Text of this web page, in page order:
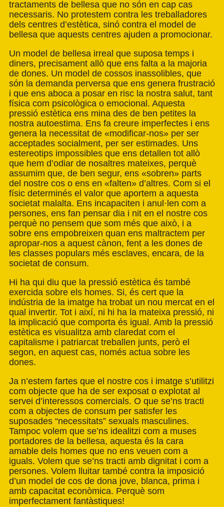
tractaments de bellesa que no són en cap cas
necessaris. No protestem contra les treballadores
dels centres d’estètica, sinó contra el model de
bellesa que aquests centres ajuden a promocionar.
Un model de bellesa irreal que suposa temps i
diners, precisament allò que ens falta a la majoria
de dones. Un model de cossos inassolibles, que
són la demanda perversa que ens genera frustració
i que ens aboca a posar en risc la nostra salut, tant
física com psicològica o emocional. Aquesta
pressió estètica ens mina des de ben petites la
nostra autoestima. Ens fa creure imperfectes i ens
genera la necessitat de «modificar-nos» per ser
acceptades socialment, per ser estimades. Uns
estereotips impossibles que ens detallen tot allò
que hem d’odiar de nosaltres mateixes, perquè
assumim que, de ben segur, ens «sobren» parts
del nostre cos o ens en «falten» d’altres. Com si el
físic determinés el valor que aportem a aquesta
societat malalta. Ens incapaciten i anul·len com a
persones, ens fan pensar dia i nit en el nostre cos
perquè no pensem que som més que això, i a
sobre ens empobreixen quan ens maltractem per
apropar-nos a aquest cànon, fent a les dones de
les classes populars més esclaves, encara, de la
societat de consum.
Hi ha qui diu que la pressió estètica és també
exercida sobre els homes. Si, és cert que la
indústria de la imatge ha trobat un nou mercat en el
qual invertir. Tot i així, ni hi ha la mateixa pressió, ni
la implicació que comporta és igual. Amb la pressió
estètica es visualitza amb claredat com el
capitalisme i patriarcat treballen junts, però el
segon, en aquest cas, només actua sobre les
dones.
Ja n’estem fartes que el nostre cos i imatge s’utilitzi
com objecte que ha de ser exposat o explotat al
servei d’interessos comercials. O que se’ns tracti
com a objectes de consum per satisfer les
suposades “necessitats” sexuals masculines.
Tampoc volem que se’ns idealitzi com a muses
portadores de la bellesa, aquesta és la cara
amable dels homes que no ens veuen com a
iguals. Volem que se’ns tracti amb dignitat i com a
persones. Volem lluitar també contra la imposició
d’un model de cos de dona jove, blanca, prima i
amb capacitat econòmica. Perquè som
imperfectament fantàstiques!